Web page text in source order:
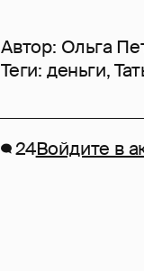
Автор: Ольга
Теги: деньги,
24Войдите в